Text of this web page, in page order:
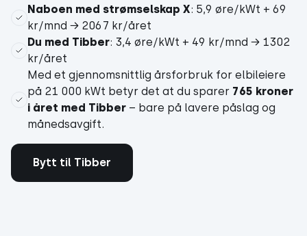
Naboen med strømselskap X: 5,9 øre/kWt + 69
kr/mnd → 2067 kr/året
Du med Tibber: 3,4 øre/kWt + 49 kr/mnd → 1302
kr/året
Med et gjennomsnittlig årsforbruk for elbileiere
på 21 000 kWt betyr det at du sparer 765 kroner
i året med Tibber – bare på lavere påslag og
månedsavgift.
Bytt til Tibber